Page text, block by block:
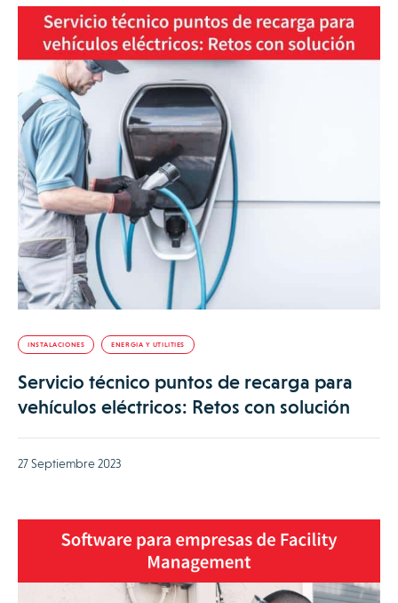
INSTALACIONES ENERGIA Y UTILITIES
Servicio técnico puntos de recarga para
vehículos eléctricos: Retos con solución
27 Septiembre 2023